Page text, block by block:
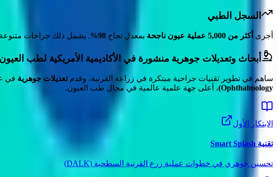
السجل الطبي
أجرى أكثر من 5,000 عملية عيون ناجحة بمعدل نجاح 98% . يشمل ذلك جراحات
أبحاث وتعديلات جوهرية منشورة في الأكاديمية الأمريكية لطب العيون
ساهم في تطوير تقنيات جراحية مبتكرة في زراعة القرنية، وقدم تعديلات جوهرية في
Ophthalmology) ، أعلى جهة علمية عالمية في مجال طب العيون.
الابتكار الأول
تقنية Smart Splash
تحسين جوهري في خطوات عملية زرع القرنية السطحية (DALK)